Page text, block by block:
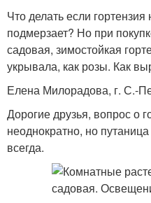
Что делать если
подмерзает? Но при
садовая, зимостойкая
укрывала, как розы. Как
Елена Милорадова, г. С.-
Дорогие друзья, вопрос о
неоднократно, но
всегда.